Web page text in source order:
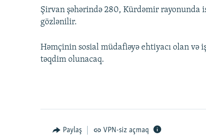
Şirvan şəhərində 280, Kürdəmir rayonunda
gözlənilir.
Həmçinin sosial müdafiəyə ehtiyacı olan və
təqdim olunacaq.
Paylaş VPN-siz açmaq